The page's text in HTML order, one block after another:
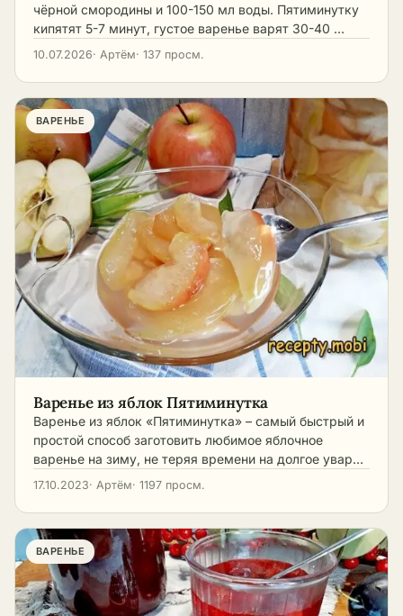
чёрной смородины и 100-150 мл воды. Пятиминутку
кипятят 5-7 минут, густое варенье варят 30-40 …
10.07.2026· Артём· 137 просм.
ВАРЕНЬЕ
Варенье из яблок Пятиминутка
Варенье из яблок «Пятиминутка» – самый быстрый и
простой способ заготовить любимое яблочное
варенье на зиму, не теряя времени на долгое увар…
17.10.2023· Артём· 1197 просм.
ВАРЕНЬЕ